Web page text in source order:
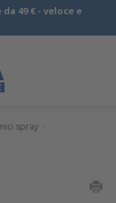
49 € - veloce e
spray ·